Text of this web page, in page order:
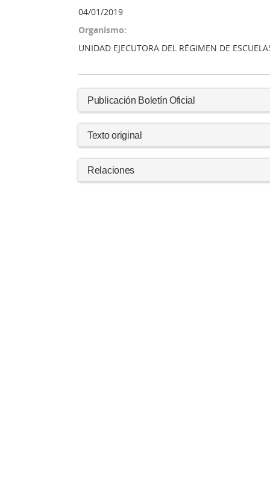
04/01/2019
Organismo:
UNIDAD EJECUTORA DEL RÉGIMEN DE
Publicación Boletín Oficial
Texto original
Relaciones